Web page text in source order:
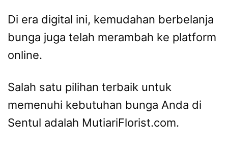
Di era digital ini, kemudahan berbelanja
bunga juga telah merambah ke platform
online.
Salah satu pilihan terbaik untuk
memenuhi kebutuhan bunga Anda di
Sentul adalah MutiariFlorist.com.